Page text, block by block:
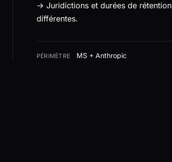
→ Juridictions et durées de rétention
différentes.
PÉRIMÈTRE MS + Anthropic